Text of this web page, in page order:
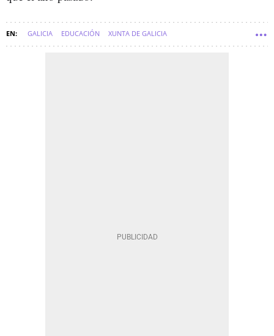
GALICIA EDUCACIÓN XUNTA DE GALICIA